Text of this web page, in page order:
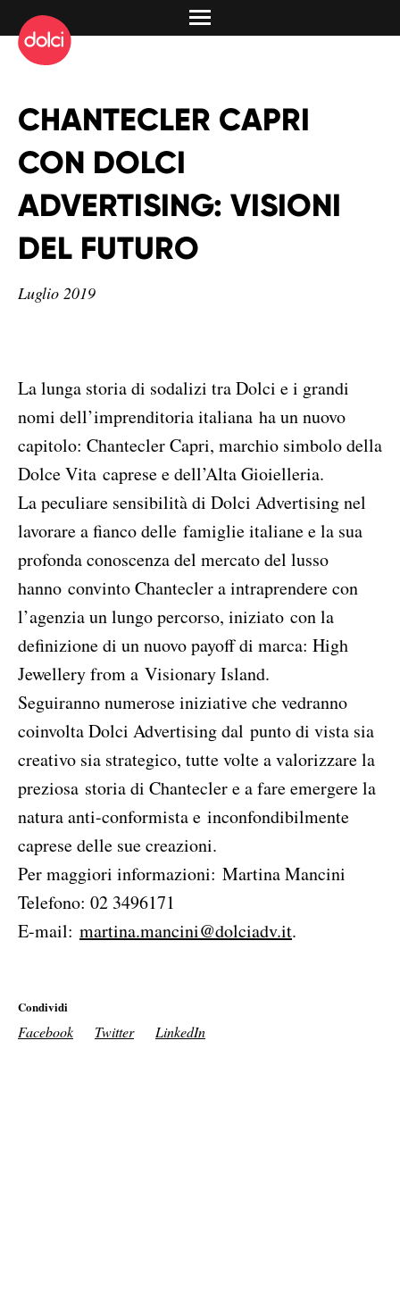
CHANTECLER CAPRI
CON DOLCI
ADVERTISING: VISIONI
DEL FUTURO
Luglio 2019
La lunga storia di sodalizi tra Dolci e i grandi
nomi dell’imprenditoria italiana ha un nuovo
capitolo: Chantecler Capri, marchio simbolo della
Dolce Vita caprese e dell’Alta Gioielleria.
La peculiare sensibilità di Dolci Advertising nel
lavorare a fianco delle famiglie italiane e la sua
profonda conoscenza del mercato del lusso
hanno convinto Chantecler a intraprendere con
l’agenzia un lungo percorso, iniziato con la
definizione di un nuovo payoff di marca: High
Jewellery from a Visionary Island.
Seguiranno numerose iniziative che vedranno
coinvolta Dolci Advertising dal punto di vista sia
creativo sia strategico, tutte volte a valorizzare la
preziosa storia di Chantecler e a fare emergere la
natura anti-conformista e inconfondibilmente
caprese delle sue creazioni.
Per maggiori informazioni: Martina Mancini
Telefono: 02 3496171
E-mail: martina.mancini@dolciadv.it.
Condividi
Facebook Twitter LinkedIn